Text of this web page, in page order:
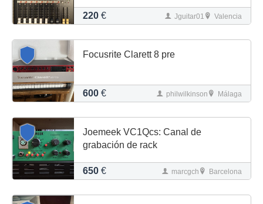
220 € Jguitar01 Valencia
Focusrite Clarett 8 pre
600 € philwilkinson Málaga
Joemeek VC1Qcs: Canal de
grabación de rack
650 € marcgch Barcelona